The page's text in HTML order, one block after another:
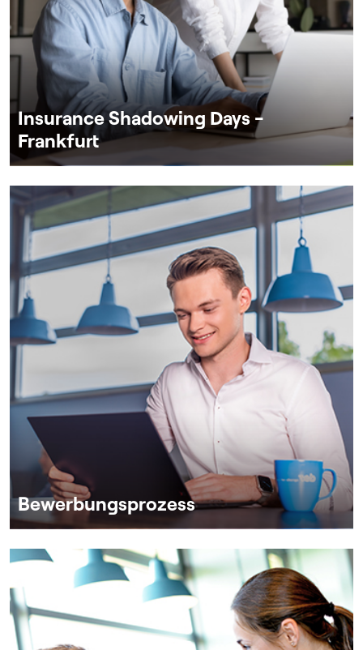
Insurance Shadowing Days -
Frankfurt
Bewerbungsprozess